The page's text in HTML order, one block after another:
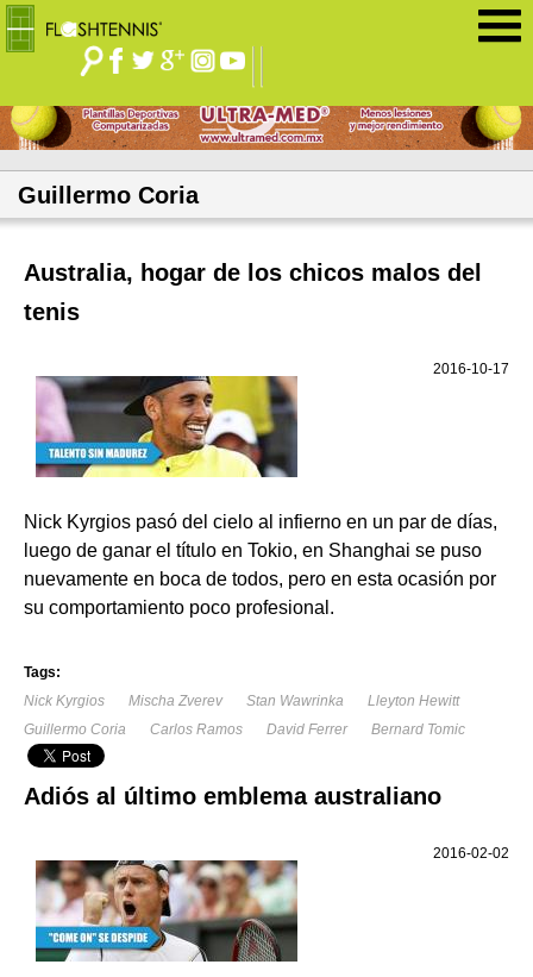
Guillermo Coria
Australia, hogar de los chicos malos del
tenis
2016-10-17
Nick Kyrgios pasó del cielo al infierno en un par de días,
luego de ganar el título en Tokio, en Shanghai se puso
nuevamente en boca de todos, pero en esta ocasión por
su comportamiento poco profesional.
Tags:
Nick Kyrgios
Mischa Zverev Stan Wawrinka
Lleyton Hewitt
Guillermo Coria
Carlos Ramos David Ferrer Bernard Tomic
Adiós al último emblema australiano
2016-02-02